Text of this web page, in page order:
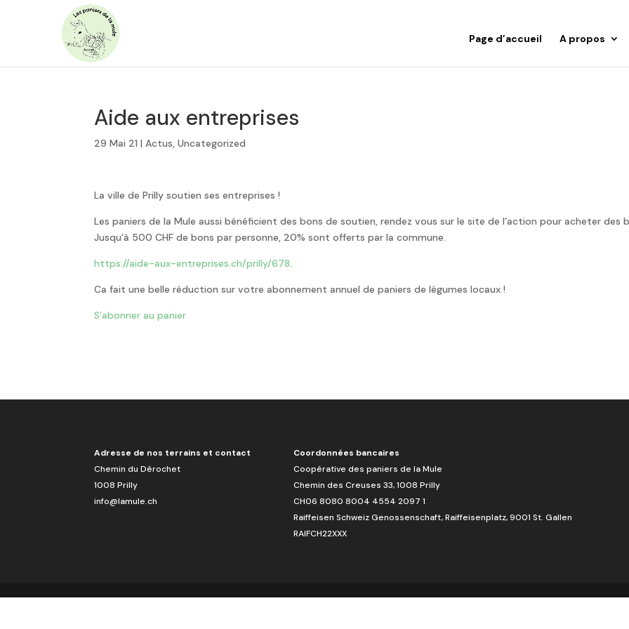
Page d’accueil A propos
Aide aux entreprises
29 Mai 21 |Actus,Uncategorized
La ville de Prilly soutien ses entreprises !
Les paniers de la Mule aussi bénéficient des bons de soutien, rendez vous sur le site de l’action pour acheter des
Jusqu’à 500 CHF de bons par personne, 20% sont offerts par la commune.
https://aide-aux-entreprises.ch/prilly/678.
Ca fait une belle réduction sur votre abonnement annuel de paniers de légumes locaux !
S’abonner au panier
Adresse de nos terrains et contact
Chemin du Dérochet
1008 Prilly
info@lamule.ch
Coordonnées bancaires
Coopérative des paniers de la Mule
Chemin des Creuses 33, 1008 Prilly
CH06 8080 8004 4554 2097 1
Raiffeisen Schweiz Genossenschaft, Raiffeisenplatz, 9001 St. Gallen
RAIFCH22XXX